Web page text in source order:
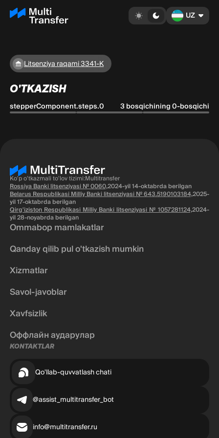
UZ
Litsenziya raqami 3341-K
O'TKAZISH
stepperComponent.steps.0 3 bosqichining 0-bosqichi
Ko'p o'tkazmali to'lov tizimi:Multitransfer
Rossiya Banki litsenziyasi № 0060,2024-yil 14-oktabrda berilgan
Belarus Respublikasi Milliy Banki litsenziyasi № 643.5190103184,2025-
yil 17-oktabrda berilgan
Qirg'iziston Respublikasi Milliy Banki litsenziyasi № 1057281124,2024-
yil 28-noyabrda berilgan
Ommabop mamlakatlar
Qanday qilib pul o'tkazish mumkin
Xizmatlar
Savol-javoblar
Xavfsizlik
Оффлайн аударулар
KONTAKTLAR
Qo'llab-quvvatlash chati
@assist_multitransfer_bot
info@multitransfer.ru